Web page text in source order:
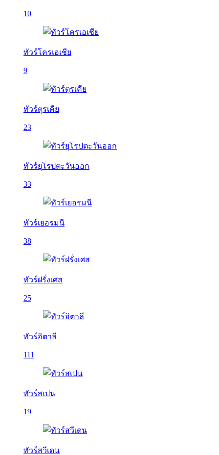
10
ทัวร์โครเอเชีย
9
ทัวร์ตุรเคีย
23
ทัวร์ยุโรปตะวันออก
33
ทัวร์เยอรมนี
38
ทัวร์ฝรั่งเศส
25
ทัวร์อิตาลี
111
ทัวร์สเปน
19
ทัวร์สวีเดน